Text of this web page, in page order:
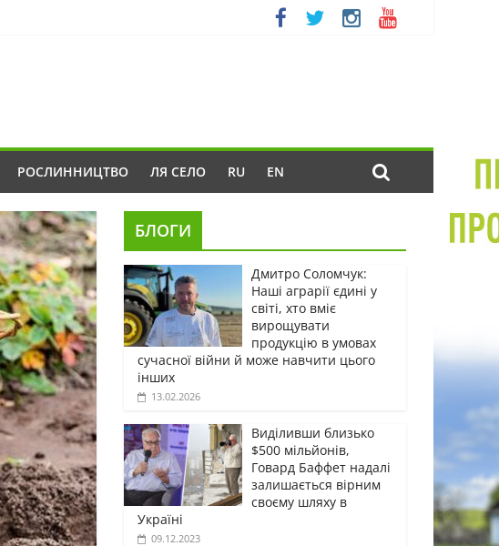
РОСЛИННИЦТВО ЛЯ СЕЛО RU EN
БЛОГИ
Дмитро Соломчук:
Наші аграрії єдині у
світі, хто вміє
вирощувати
продукцію в умовах
сучасної війни й може навчити цього
інших
13.02.2026
Виділивши близько
$500 мільйонів,
Говард Баффет надалі
залишається вірним
своєму шляху в
Україні
09.12.2023